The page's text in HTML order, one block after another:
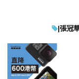
IT Times
生成式AI與雲端應用
|張冠